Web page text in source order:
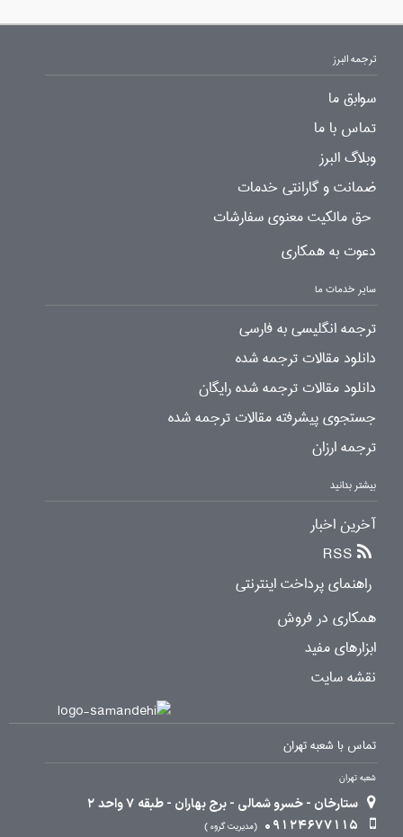
ترجمه البرز
سوابق ما
تماس با ما
وبلاگ البرز
ضمانت و گارانتی خدمات
حق مالکیت معنوی سفارشات
دعوت به همکاری
سایر خدمات ما
ترجمه انگلیسی به فارسی
دانلود مقالات ترجمه شده
دانلود مقالات ترجمه شده رایگان
جستجوی پیشرفته مقالات ترجمه شده
ترجمه ارزان
بیشتر بدانید
آخرین اخبار
RSS
راهنمای پرداخت اینترنتی
همکاری در فروش
ابزارهای مفید
نقشه سایت
تماس با شعبه تهران
شعبه تهران
ستارخان - خسرو شمالی - برج بهاران - طبقه 7 واحد 2
09124677115
مدیریت گروه